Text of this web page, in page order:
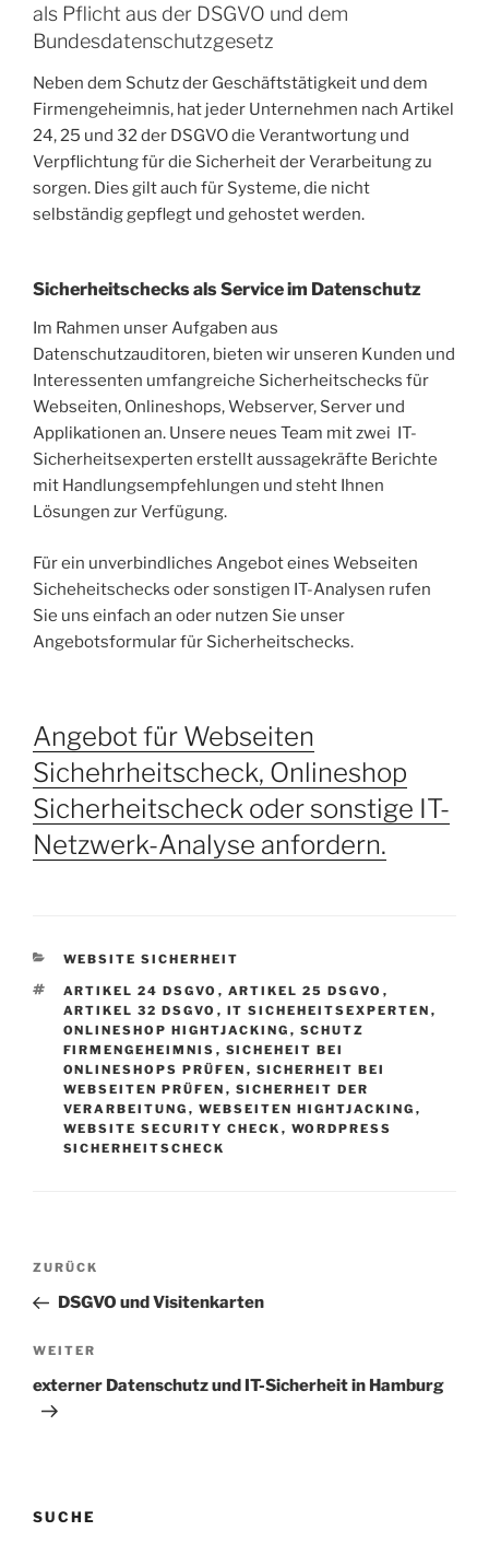
als Pflicht aus der DSGVO und dem
Bundesdatenschutzgesetz
Neben dem Schutz der Geschäftstätigkeit und dem
Firmengeheimnis, hat jeder Unternehmen nach Artikel
24, 25 und 32 der DSGVO die Verantwortung und
Verpflichtung für die Sicherheit der Verarbeitung zu
sorgen. Dies gilt auch für Systeme, die nicht
selbständig gepflegt und gehostet werden.
Sicherheitschecks als Service im Datenschutz
Im Rahmen unser Aufgaben aus
Datenschutzauditoren, bieten wir unseren Kunden und
Interessenten umfangreiche Sicherheitschecks für
Webseiten, Onlineshops, Webserver, Server und
Applikationen an. Unsere neues Team mit zwei IT-
Sicherheitsexperten erstellt aussagekräfte Berichte
mit Handlungsempfehlungen und steht Ihnen
Lösungen zur Verfügung.
Für ein unverbindliches Angebot eines Webseiten
Sicheheitschecks oder sonstigen IT-Analysen rufen
Sie uns einfach an oder nutzen Sie unser
Angebotsformular für Sicherheitschecks.
Angebot für Webseiten
Sichehrheitscheck, Onlineshop
Sicherheitscheck oder sonstige IT-
Netzwerk-Analyse anfordern.
KATEGORIEN
WEBSITE SICHERHEIT
SCHLAGWÖRTER
ARTIKEL 24 DSGVO , ARTIKEL 25 DSGVO ,
ARTIKEL 32 DSGVO , IT SICHEHEITSEXPERTEN ,
ONLINESHOP HIGHTJACKING , SCHUTZ
FIRMENGEHEIMNIS , SICHEHEIT BEI
ONLINESHOPS PRÜFEN , SICHERHEIT BEI
WEBSEITEN PRÜFEN , SICHERHEIT DER
VERARBEITUNG , WEBSEITEN HIGHTJACKING ,
WEBSITE SECURITY CHECK , WORDPRESS
SICHERHEITSCHECK
Beitragsnavigation
Vorheriger
Beitrag
ZURÜCK
DSGVO und Visitenkarten
Nächster
Beitrag
WEITER
externer Datenschutz und IT-Sicherheit in Hamburg
SUCHE